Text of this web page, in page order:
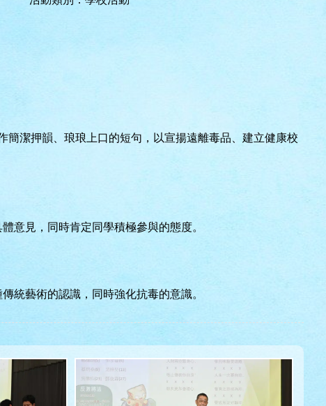
潔押韻、琅琅上口的短句，以宣揚遠離毒品、建立健康校
意見，同時肯定同學積極參與的態度。
統藝術的認識，同時強化抗毒的意識。